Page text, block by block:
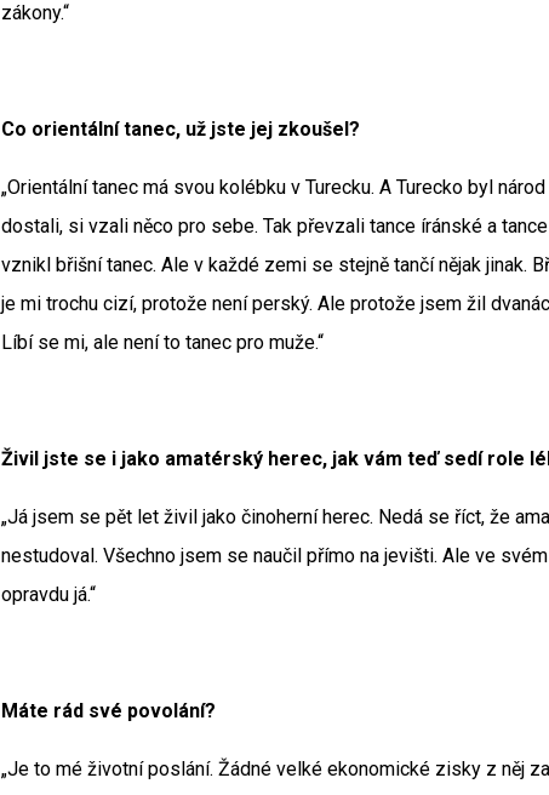
zákony.“
Co orientální tanec, už jste jej zkoušel?
„Orientální tanec má svou kolébku v Turecku. A Turecko byl
dostali, si vzali něco pro sebe. Tak převzali tance íránské a
vznikl břišní tanec. Ale v každé zemi se stejně tančí nějak jinak.
je mi trochu cizí, protože není perský. Ale protože jsem žil
Líbí se mi, ale není to tanec pro muže.“
Živil jste se i jako amatérský herec, jak vám teď sedí
„Já jsem se pět let živil jako činoherní herec. Nedá se říct, že
nestudoval. Všechno jsem se naučil přímo na jevišti. Ale ve
opravdu já.“
Máte rád své povolání?
„Je to mé životní poslání. Žádné velké ekonomické zisky z něj